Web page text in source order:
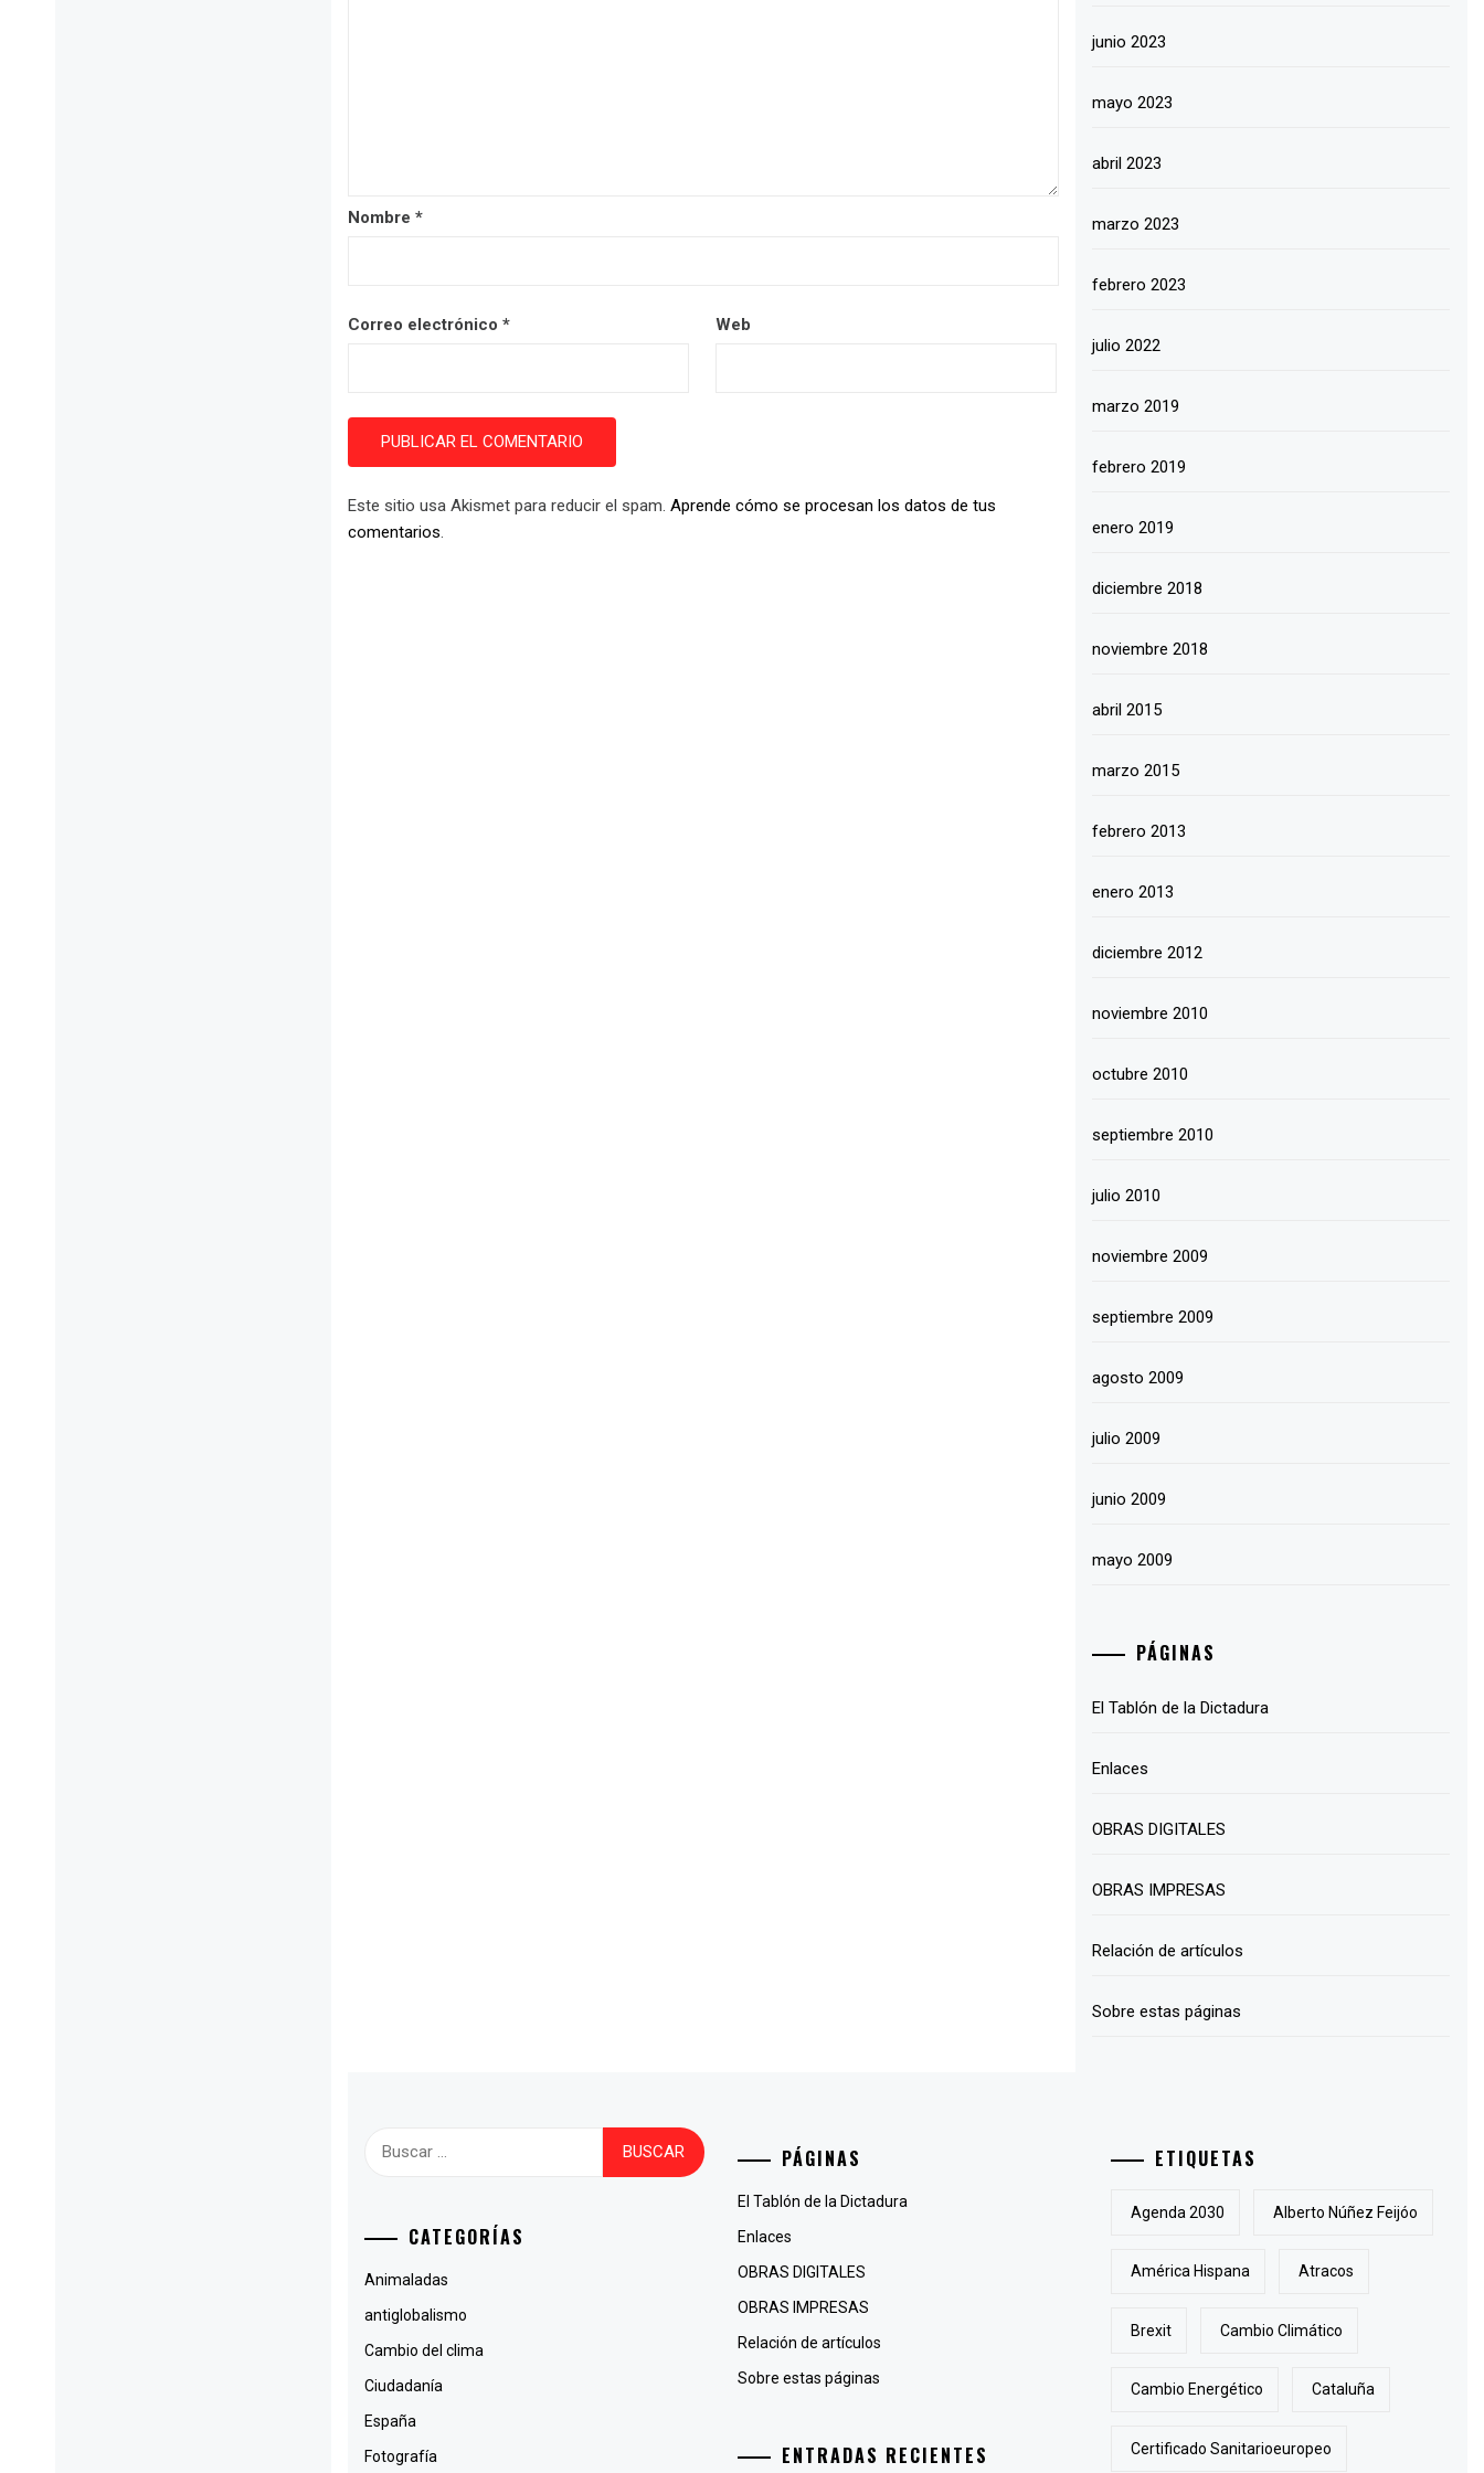
Nombre *
Correo electrónico * Web
Este sitio usa Akismet para reducir el spam. Aprende cómo se procesan los datos de tus
comentarios
junio 2023
mayo 2023
abril 2023
marzo 2023
febrero 2023
julio 2022
marzo 2019
febrero 2019
enero 2019
diciembre 2018
noviembre 2018
abril 2015
marzo 2015
febrero 2013
enero 2013
diciembre 2012
noviembre 2010
octubre 2010
septiembre 2010
julio 2010
noviembre 2009
septiembre 2009
agosto 2009
julio 2009
junio 2009
mayo 2009
PÁGINAS
El Tablón de la Dictadura
Enlaces
OBRAS DIGITALES
OBRAS IMPRESAS
Relación de artículos
Sobre estas páginas
CATEGORÍAS
Animaladas
antiglobalismo
Cambio del clima
Ciudadanía
España
Fotografía
PÁGINAS
El Tablón de la Dictadura
Enlaces
OBRAS DIGITALES
OBRAS IMPRESAS
Relación de artículos
Sobre estas páginas
ENTRADAS RECIENTES
ETIQUETAS
Agenda 2030 Alberto Núñez Feijóo
América Hispana Atracos
Brexit Cambio Climático
Cambio Energético Cataluña
Certificado Sanitarioeuropeo